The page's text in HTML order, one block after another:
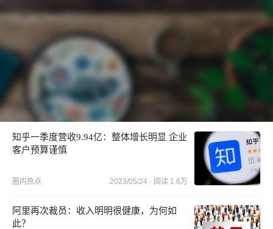
知乎一季度营收9.94亿：整体增长明显 企业
客户预算谨慎
圈内热点 2023/05/24 · 阅读 1.6万
阿里再次裁员：收入明明很健康，为何如
此？